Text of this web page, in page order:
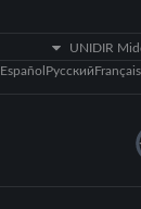
Français
Русский
Español